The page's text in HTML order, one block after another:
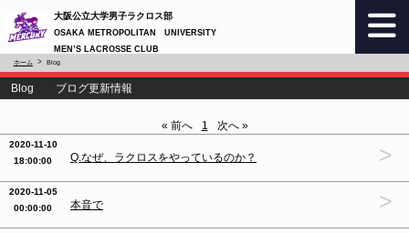
大阪公立大学男子ラクロス部
OSAKA METROPOLITAN UNIVERSITY
MEN’S LACROSSE CLUB
ホーム Blog
Blog ブログ更新情報
« 前へ 1 次へ »
2020-11-10
18:00:00
Q.なぜ、ラクロスをやっているのか？ >
2020-11-05
00:00:00
本音で >